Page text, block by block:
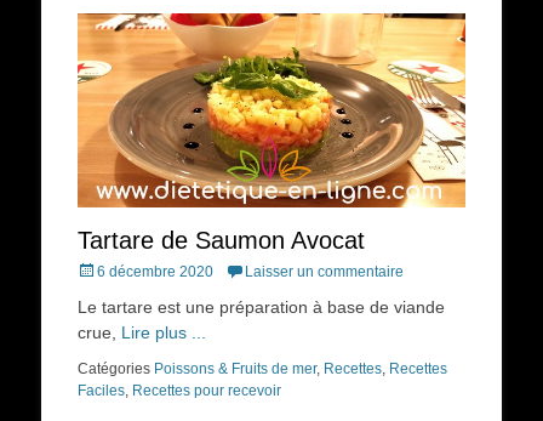
Tartare de Saumon Avocat
Posted
6 décembre 2020 Laisser un commentaire
Le tartare est une préparation à base de viande
crue, Lire plus ...
Catégories Poissons & Fruits de mer, Recettes, Recettes
Faciles, Recettes pour recevoir